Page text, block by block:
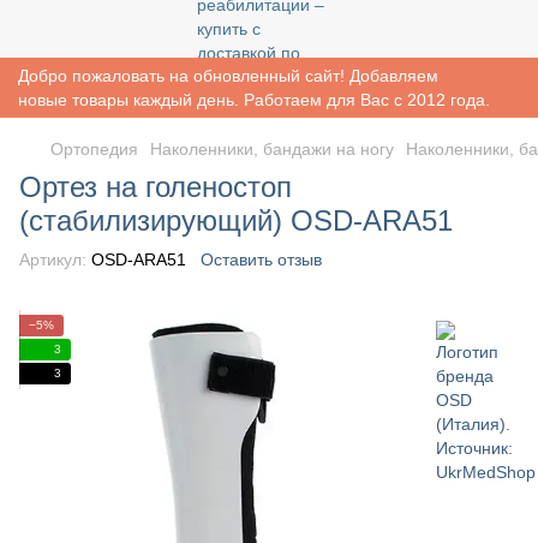
Добро пожаловать на обновленный сайт! Добавляем
новые товары каждый день. Работаем для Вас с 2012 года.
Ортопедия Наколенники, бандажи на ногу Наколенники,
Ортез на голеностоп
(стабилизирующий) OSD-ARA51
Артикул: OSD-ARA51 Оставить отзыв
−5%
3
3